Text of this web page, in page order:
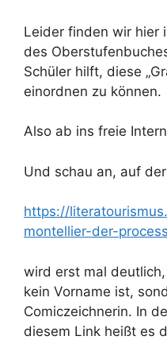
Leider finden wir hier
des
Schüler hilft, diese
einordnen zu können.
Also ab ins freie
Und schau an, auf
https://
montellier-der-
wird erst mal
kein Vorname ist,
Comiczeichnerin. In
diesem Link heißt es